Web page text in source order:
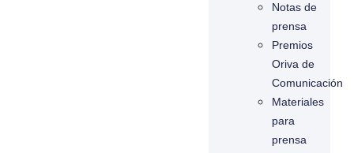
Notas de
prensa
Premios
Oriva de
Comunicación
Materiales
para
prensa